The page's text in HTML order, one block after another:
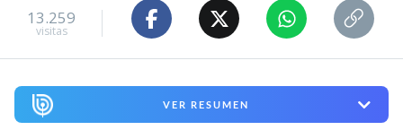
13.259
visitas
VER RESUMEN